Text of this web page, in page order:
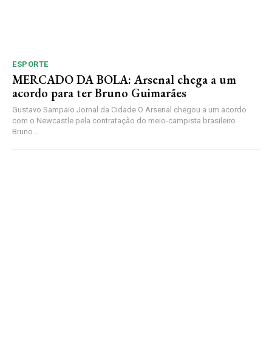
ESPORTE
MERCADO DA BOLA: Arsenal chega a um
acordo para ter Bruno Guimarães
Gustavo Sampaio Jornal da Cidade O Arsenal chegou a um acordo
com o Newcastle pela contratação do meio-campista brasileiro
Bruno...